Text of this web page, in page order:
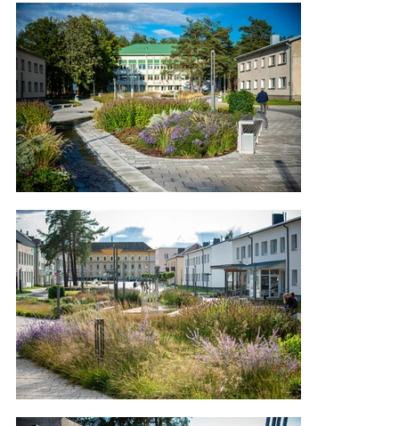
įpareigoja priešais pastatą sukurti atvirą erdvę –
savotišką rotušės aikštę. Skulptūra – fontanas,
info stendas su prekybos paviljonu – kvies
žygiuoti toliau. Ketvirtį kilometro besidriekianti
alėja per vidurį pradeda natūralizuoti –
sušvelnėja griežtos linijos ir kompozicija,
padaugėja žalumos. Prie teismo rūmų
suformuotos vietos gamtos teritorijai su
netaisyklingu takelių tinklu ir jaukiomis
pastogėmis. Želdynų ir takų pagalba alėja
darniai susieta su legendų parku, esančiu už
teismo rūmų.
Trijų alėjos zonų jungiamasis elementas – seklus
upelis. Pradžioje trykštantis iš skulptūros – fontano,
jis tekės tiesiai, kol pradės vingiuoti ir nutekėti į
nedidelį tvenkinį.
Koncepcija “Greeting” („Pasveikinimas“) - tai
miesto ir gamtos sąjunga.